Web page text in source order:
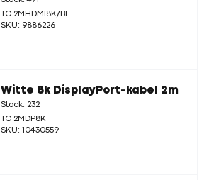
TC 2MHDMI8K/BL
SKU: 9886226
Witte 8k DisplayPort-kabel 2m
Stock: 232
TC 2MDP8K
SKU: 10430559